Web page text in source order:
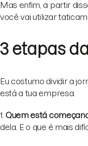
Mas enfim, a partir
você vai utilizar
3 etapas
Eu costumo dividir a
está a tua empresa.
1.Quem está
dela. E o que é mais